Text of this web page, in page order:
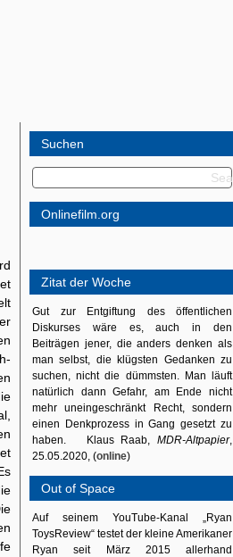
Suchen
Onlinefilm.org
Zitat der Woche
Gut zur Entgiftung des öffentlichen
Diskurses wäre es, auch in den
Beiträgen jener, die anders denken als
man selbst, die klügsten Gedanken zu
suchen, nicht die dümmsten. Man läuft
natürlich dann Gefahr, am Ende nicht
mehr uneingeschränkt Recht, sondern
einen Denkprozess in Gang gesetzt zu
haben. Klaus Raab, MDR-Altpapier,
25.05.2020, (online)
Out of Space
Auf seinem YouTube-Kanal „Ryan
ToysReview“ testet der kleine Amerikaner
Ryan seit März 2015 allerhand